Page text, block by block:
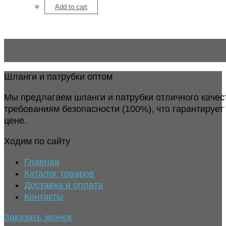
Add to cart
Шланги и патрубки оптом
Мы предлагаем шланги и патрубки отличного
требованиям безопасности (100%), что
цене.
Ходим по сайту
Главная
Каталог товаров
Доставка и оплата
Контакты
Заказать звонок